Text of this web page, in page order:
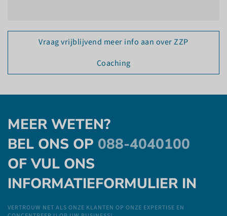
Vraag vrijblijvend meer info aan over ZZP
Coaching
MEER WETEN?
BEL ONS OP 088-4040100
OF VUL ONS
INFORMATIEFORMULIER IN
VERTROUW NET ALS ONZE KLANTEN OP ONZE EXPERTISE EN